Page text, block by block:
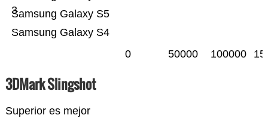
Samsung Galaxy S4
Samsung Galaxy S5
3
0 50000 100000
3DMark Slingshot
Superior es mejor